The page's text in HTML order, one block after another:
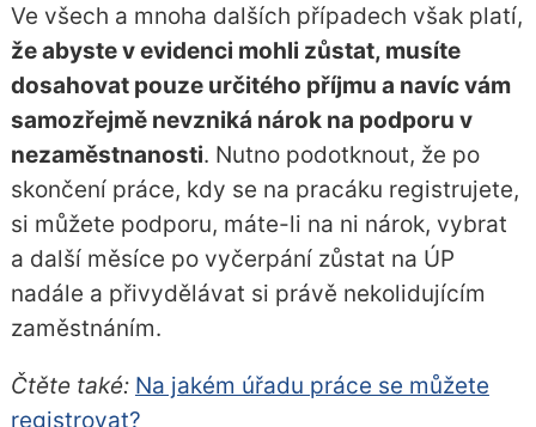
Ve všech a mnoha dalších případech však platí,
že abyste v evidenci mohli zůstat, musíte
dosahovat pouze určitého příjmu a navíc vám
samozřejmě nevzniká nárok na podporu v
nezaměstnanosti. Nutno podotknout, že po
skončení práce, kdy se na pracáku registrujete,
si můžete podporu, máte-li na ni nárok, vybrat
a další měsíce po vyčerpání zůstat na ÚP
nadále a přivydělávat si právě nekolidujícím
zaměstnáním.
Čtěte také: Na jakém úřadu práce se můžete
registrovat?